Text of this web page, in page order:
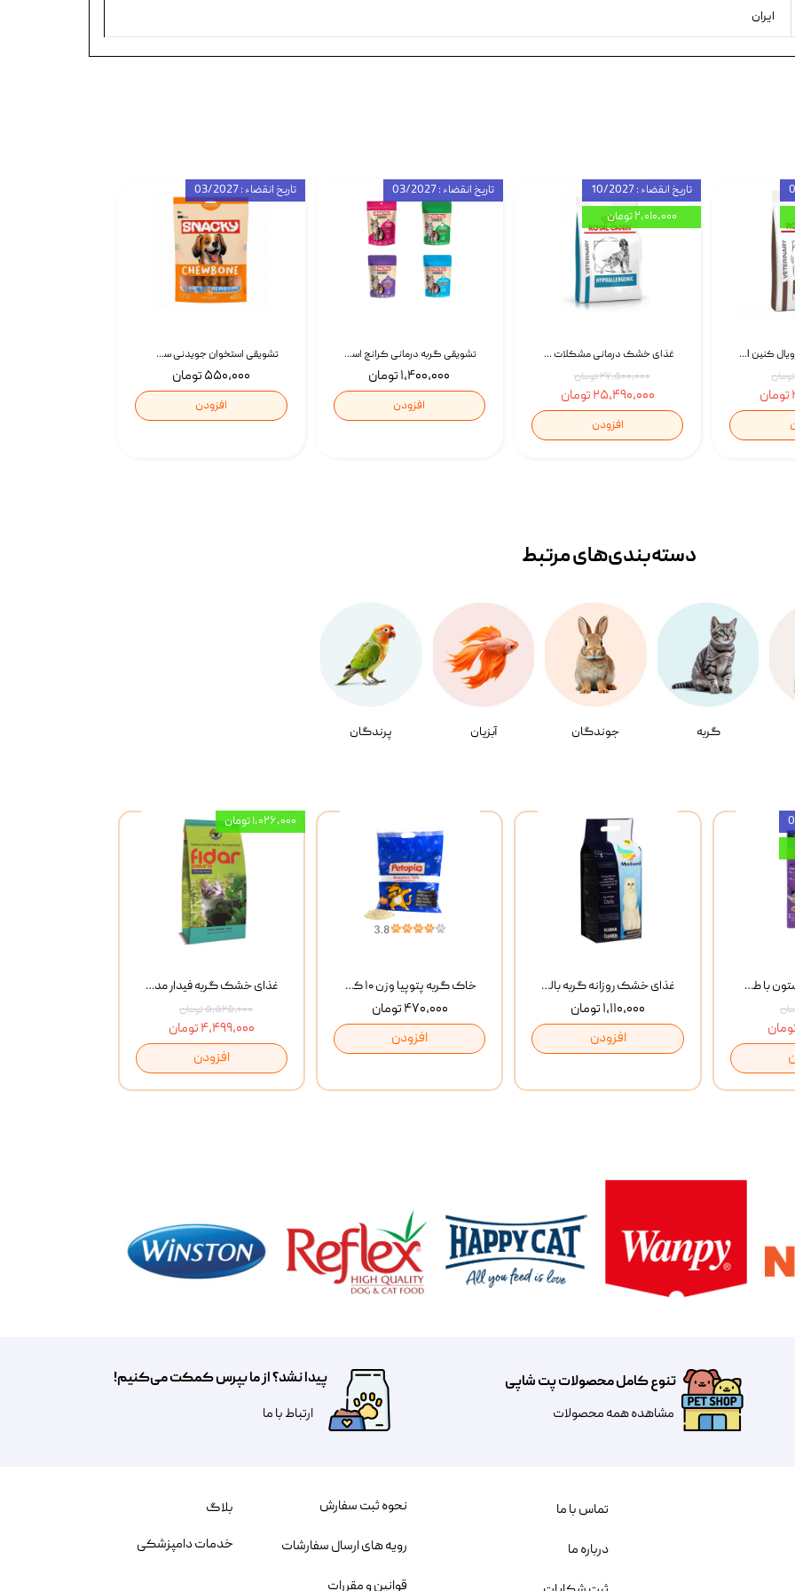
ایران
تشویقی استخوان جویدنی سگ اسنکی کرانچی با طعم مرغ Snacky Crunchy Munchy وزن 100 گرم
۵۵۰,۰۰۰ تومان
افزودن
تاریخ انقضاء : 03/2027
تشویقی گربه درمانی کرانچ اسنکی با طعم میکس Snacky Crunch Cat Treats وزن 60 گرم بسته 4 عددی
۱,۴۰۰,۰۰۰ تومان
افزودن
تاریخ انقضاء : 03/2027
غذای خشک درمانی مشکلات گوارشی سگ رویال کنین Royal Canin Hypoallergenic وزن 7 کیلوگرم | پت استوک
۲۷,۵۰۰,۰۰۰ تومان
۲۵,۴۹۰,۰۰۰ تومان
افزودن
تاریخ انقضاء : 10/2027
۲,۰۱۰,۰۰۰ تومان
غذای خشک سگ رویال کنین Royal Canin Gastrointestinal وزن 7.5 کیلوگرم | پت استوک
گربه جوندگان آبزیان پرندگان
دسته‌بندی‌‌های مرتبط
غذای خشک گربه فیدار مدل Adult وزن 10 کیلوگرم
۵,۵۲۵,۰۰۰ تومان
۴,۴۹۹,۰۰۰ تومان
افزودن
۱,۰۲۶,۰۰۰ تومان
خاک گربه پتوپیا وزن ۱۰ کیلوگرم
۴۷۰,۰۰۰ تومان
افزودن
غذای خشک روزانه گربه بالغ مفید MoFeed Adult Daily Cat Food وزن 2 کیلوگرم
۱,۱۱۰,۰۰۰ تومان
افزودن
بستنی گربه وینستون با طعم مرغ و ماهی Winstone Chicken & Fish بسته 8 عددی
تنوع کامل محصولات پت شاپی
مشاهده همه محصولات
پیدا نشد؟ از ما بپرس کمکت می‌کنیم!
​​​ارتباط با ما
نحوه ثبت سفارش
رویه های ارسال سفارشات
قوانین و مقررات
تماس با ما
درباره ما
بلاگ
خدمات دامپزشکی